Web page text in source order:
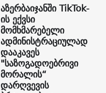
აზერბაიჯანში TikTok-
ის ექვსი
მომხმარებელი
ადმინისტრაციულად
დააკავეს
"საზოგადოებრივი
მორალის“
დარღვევის